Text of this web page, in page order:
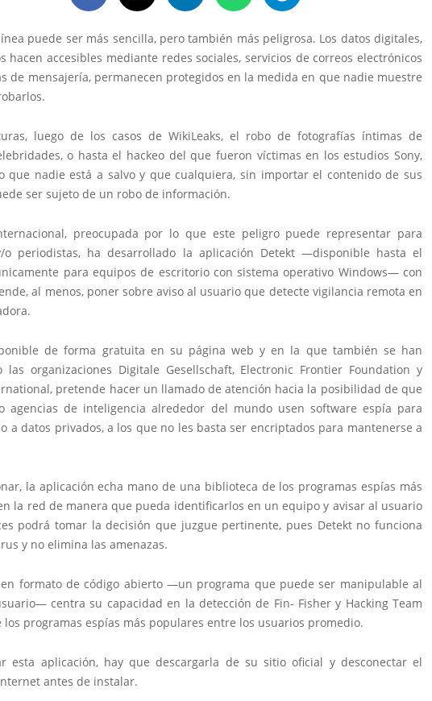
puede ser más sencilla, pero también más peligrosa. Los datos digitales,
hacen accesibles mediante redes sociales, servicios de correos electrónicos
de mensajería, permanecen protegidos en la medida en que nadie muestre
luego de los casos de WikiLeaks, el robo de fotografías íntimas de
o hasta el hackeo del que fueron víctimas en los estudios Sony,
que nadie está a salvo y que cualquiera, sin importar el contenido de sus
ser sujeto de un robo de información.
preocupada por lo que este peligro puede representar para
o periodistas, ha desarrollado la aplicación Detekt —disponible hasta el
para equipos de escritorio con sistema operativo Windows— con
al menos, poner sobre aviso al usuario que detecte vigilancia remota en
de forma gratuita en su página web y en la que también se han
las organizaciones Digitale Gesellschaft, Electronic Frontier Foundation y
pretende hacer un llamado de atención hacia la posibilidad de que
agencias de inteligencia alrededor del mundo usen software espía para
a datos privados, a los que no les basta ser encriptados para mantenerse a
la aplicación echa mano de una biblioteca de los programas espías más
la red de manera que pueda identificarlos en un equipo y avisar al usuario
podrá tomar la decisión que juzgue pertinente, pues Detekt no funciona
y no elimina las amenazas.
formato de código abierto —un programa que puede ser manipulable al
centra su capacidad en la detección de Fin- Fisher y Hacking Team
los programas espías más populares entre los usuarios promedio.
esta aplicación, hay que descargarla de su sitio oficial y desconectar el
antes de instalar.